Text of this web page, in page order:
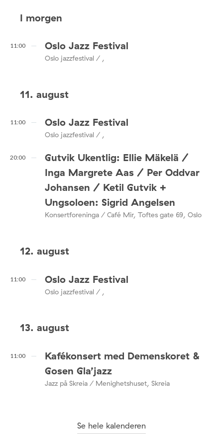
I morgen
11:00 Oslo Jazz Festival
Oslo jazzfestival / ,
11. august
11:00 Oslo Jazz Festival
Oslo jazzfestival / ,
20:00
Gutvik Ukentlig: Ellie Mäkelä /
Inga Margrete Aas / Per Oddvar
Johansen / Ketil Gutvik +
Ungsoloen: Sigrid Angelsen
Konsertforeninga / Café Mir, Toftes gate 69, Oslo
12. august
11:00 Oslo Jazz Festival
Oslo jazzfestival / ,
13. august
11:00
Kafékonsert med Demenskoret &
Gosen Gla’jazz
Jazz på Skreia / Menighetshuset, Skreia
Se hele kalenderen